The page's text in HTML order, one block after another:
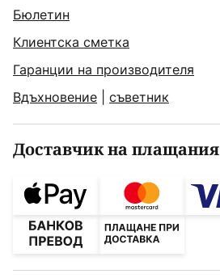
Бюлетин
Клиентска сметка
Гаранции на производителя
Вдъхновение
съветник
Доставчик на плащания